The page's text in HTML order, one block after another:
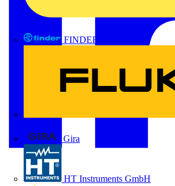
FINDER
Gira
HT Instruments GmbH